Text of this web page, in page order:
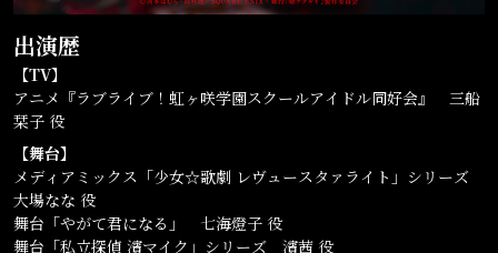
出演歴
【TV】
アニメ『ラブライブ！虹ヶ咲学園スクールアイドル同好会』 三船
栞子 役
【舞台】
メディアミックス「少女☆歌劇 レヴュースタァライト」シリーズ
大場なな 役
舞台「やがて君になる」 七海燈子 役
舞台「私立探偵 濱マイク」シリーズ 濱茜 役